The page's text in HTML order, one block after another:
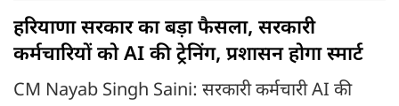
हरियाणा सरकार का बड़ा फैसला, सरकारी
कर्मचारियों को AI की ट्रेनिंग, प्रशासन होगा स्मार्ट
CM Nayab Singh Saini: सरकारी कर्मचारी AI की